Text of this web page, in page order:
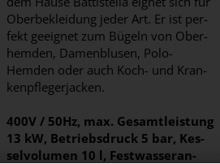
Ober­be­klei­dung jeder Art. Er ist per­
fekt ge­eig­net zum Bü­geln von Ober­
hem­den, Da­men­blu­sen, Polo-​
Hemden oder auch Koch- und Kran­
ken­pfle­ger­ja­cken.
400V / 50Hz, max. Ge­samt­leis­tung
13 kW, Be­triebs­druck 5 bar, Kes­
sel­vo­lu­men 10 l, Fest­was­ser­an­